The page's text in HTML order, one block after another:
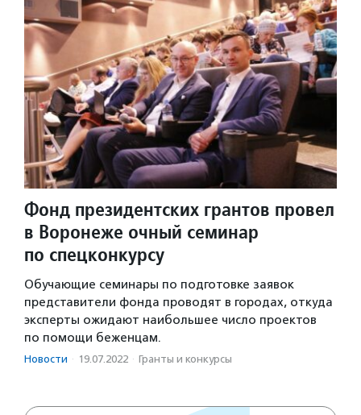
Фонд президентских грантов провел
в Воронеже очный семинар
по спецконкурсу
Обучающие семинары по подготовке заявок
представители фонда проводят в городах, откуда
эксперты ожидают наибольшее число проектов
по помощи беженцам.
Новости · 19.07.2022 · Гранты и конкурсы